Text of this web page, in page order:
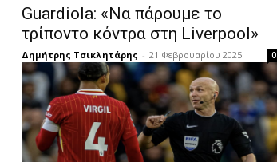
Guardiola: «Να πάρουμε το
τρίποντο κόντρα στη Liverpool»
Δημήτρης Τσικλητάρης - 21 Φεβρουαρίου 2025 0